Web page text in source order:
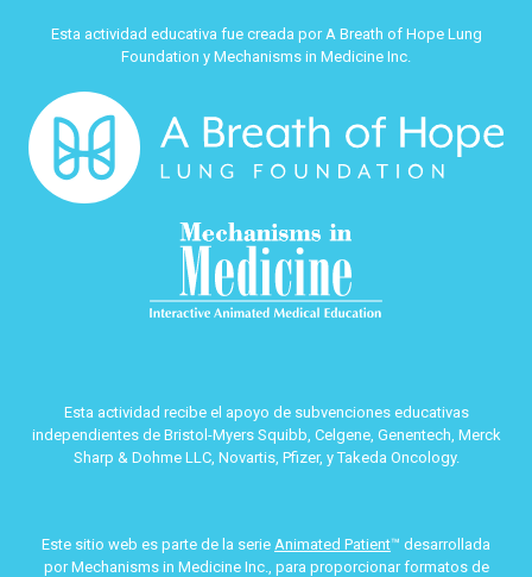
Esta actividad educativa fue creada por A Breath of Hope Lung
Foundation y Mechanisms in Medicine Inc.
Esta actividad recibe el apoyo de subvenciones educativas
independientes de Bristol-Myers Squibb, Celgene, Genentech, Merck
Sharp & Dohme LLC, Novartis, Pfizer, y Takeda Oncology.
Este sitio web es parte de la serie Animated Patient™ desarrollada
por Mechanisms in Medicine Inc., para proporcionar formatos de